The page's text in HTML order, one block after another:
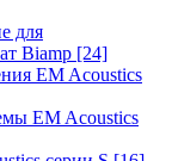
для
Biamp [24]
EM Acoustics
EM Acoustics